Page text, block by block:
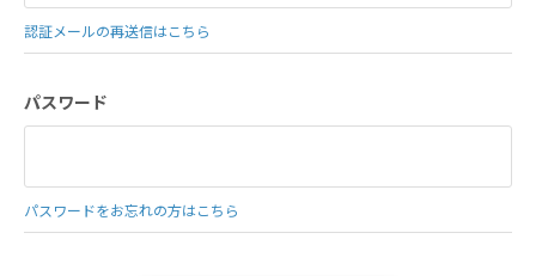
認証メールの再送信はこちら
パスワード
パスワードをお忘れの方はこちら